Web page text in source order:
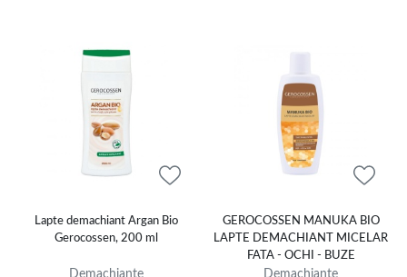
rezistent la apa, lapte demachiant daca ai pielea uscata sau sensibila,
balsam demachiant pentru o curatare profunda sau creme demachiante
cu textura blanda si hranitoare. Pentru momentele in care ai nevoie de
rapiditate, servetele demachiante sunt o solutie practica, iar integrarea
ape micelare geluri si masti de curataresaulotiuni tonice
ajuta la obtinerea unui ritual complet si echilibrat.
Dischete demachiante pentru o aplicare
Dischetele demachiante sunt ideale pentru aplicarea uniforma a
produselor si pentru indepartarea delicata a machiajului, fara frecare
Lapte demachiant Argan Bio
Gerocossen, 200 ml
Demachiante
GEROCOSSEN MANUKA BIO
LAPTE DEMACHIANT MICELAR
FATA - OCHI - BUZE
Demachiante